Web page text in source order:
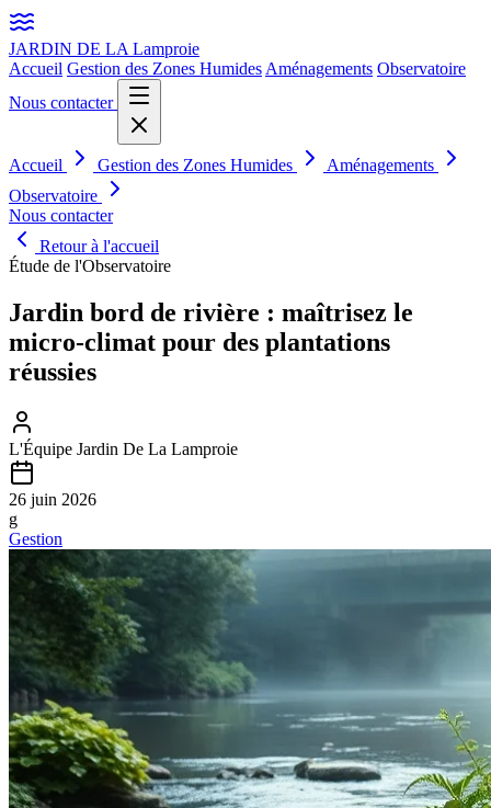
JARDIN DE LA Lamproie
Accueil Gestion des Zones Humides Aménagements Observatoire
Nous contacter
Accueil Gestion des Zones Humides
Aménagements
Observatoire
Nous contacter
Retour à l'accueil
Étude de l'Observatoire
Jardin bord de rivière : maîtrisez le
micro-climat pour des plantations
réussies
L'Équipe Jardin De La Lamproie
26 juin 2026
g
Gestion